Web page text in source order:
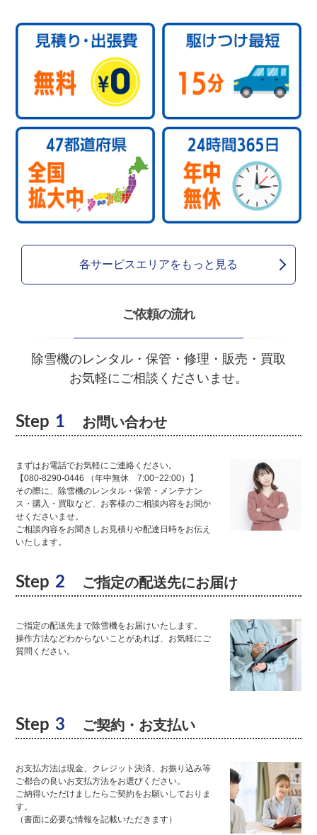
各サービスエリアをもっと見る
ご依頼の流れ
除雪機のレンタル・保管・修理・販売・買取
お気軽にご相談くださいませ。
Step 1 お問い合わせ
まずはお電話でお気軽にご連絡ください。
【080-8290-0446 （年中無休 7:00~22:00）】
その際に、除雪機のレンタル・保管・メンテナン
ス・購入・買取など、お客様のご相談内容をお聞か
せくださいませ。
ご相談内容をお聞きしお見積りや配達日時をお伝え
いたします。
Step 2 ご指定の配送先にお届け
ご指定の配送先まで除雪機をお届けいたします。
操作方法などわからないことがあれば、お気軽にご
質問ください。
Step 3 ご契約・お支払い
お支払方法は現金、クレジット決済、お振り込み等
ご都合の良いお支払方法をお選びください。
ご納得いただけましたらご契約をお願いしておりま
す。
（書面に必要な情報を記載いただきます）